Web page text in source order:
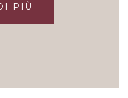
PIÙ